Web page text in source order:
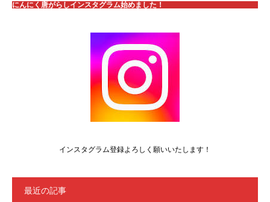
にんにく唐がらしインスタグラム始めました！
インスタグラム登録よろしく願いいたします！
最近の記事